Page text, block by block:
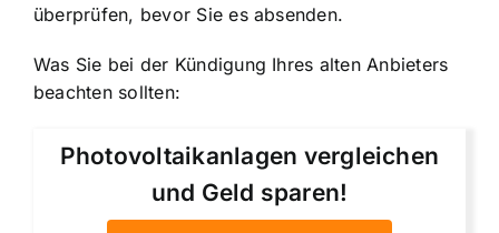
überprüfen, bevor Sie es absenden.
Was Sie bei der Kündigung Ihres alten Anbieters
beachten sollten:
Photovoltaikanlagen vergleichen
und Geld sparen!